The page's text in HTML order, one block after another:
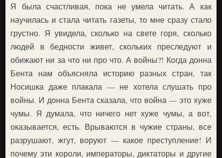
Я была счастливая, пока не умела читать. А как
научилась и стала читать газеты, то мне сразу стало
грустно. Я увидела, сколько на свете горя, сколько
людей в бедности живет, скольких преследуют и
обижают ни за что ни про что. А войны?! Когда донна
Бента нам объясняла историю разных стран, так
Носишка даже плакала — не хотела слушать про
войны. И донна Бента сказала, что война — это хуже
чумы. Я думала, что ничего нет хуже чумы, а вот,
оказывается, есть. Врываются в чужие страны, все
разрушают, жгут, воруют — какое преступление! И
почему эти короли, императоры, диктаторы и другие